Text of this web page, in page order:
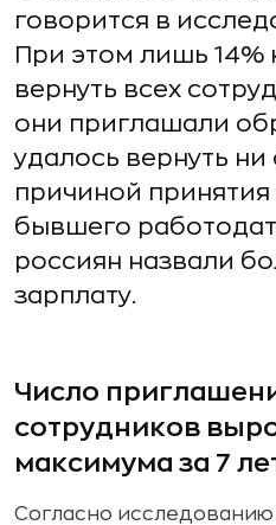
говорится в
При этом лишь 14%
вернуть всех
они приглашали
удалось вернуть
причиной
бывшего
россиян назвали
зарплату.
Число
сотрудников
максимума за 7
Согласно исследованию